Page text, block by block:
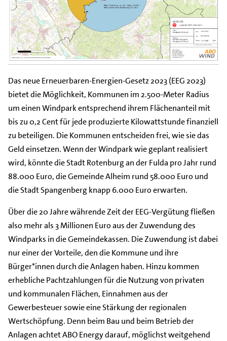
Das neue Erneuerbaren-Energien-Gesetz 2023 (EEG 2023)
bietet die Möglichkeit, Kommunen im 2.500-Meter Radius
um einen Windpark entsprechend ihrem Flächenanteil mit
bis zu 0,2 Cent für jede produzierte Kilowattstunde finanziell
zu beteiligen. Die Kommunen entscheiden frei, wie sie das
Geld einsetzen. Wenn der Windpark wie geplant realisiert
wird, könnte die Stadt Rotenburg an der Fulda pro Jahr rund
88.000 Euro, die Gemeinde Alheim rund 58.000 Euro und
die Stadt Spangenberg knapp 6.000 Euro erwarten.
Über die 20 Jahre währende Zeit der EEG-Vergütung fließen
also mehr als 3 Millionen Euro aus der Zuwendung des
Windparks in die Gemeindekassen. Die Zuwendung ist dabei
nur einer der Vorteile, den die Kommune und ihre
Bürger*innen durch die Anlagen haben. Hinzu kommen
erhebliche Pachtzahlungen für die Nutzung von privaten
und kommunalen Flächen, Einnahmen aus der
Gewerbesteuer sowie eine Stärkung der regionalen
Wertschöpfung. Denn beim Bau und beim Betrieb der
Anlagen achtet ABO Energy darauf, möglichst weitgehend